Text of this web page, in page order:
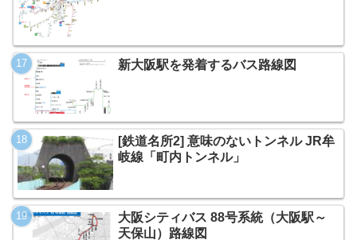
新大阪駅を発着するバス路線図
[鉄道名所2] 意味のないトンネル JR牟
岐線「町内トンネル」
大阪シティバス 88号系統（大阪駅～
天保山）路線図